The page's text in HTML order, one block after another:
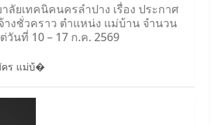
ลัยเทคนิคนครลำปาง เรื่อง ประกาศ
งชั่วคราว ตำแหน่ง แม่บ้าน จำนวน
วันที่ 10 – 17 ก.ค. 2569
คร แม่บ้�